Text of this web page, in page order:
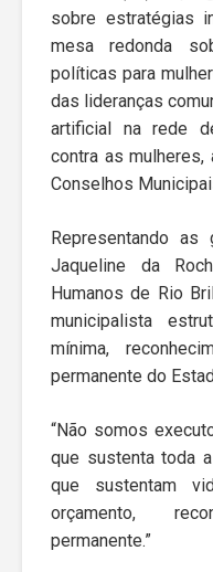
sobre estratégias
mesa redonda
políticas para
das lideranças
artificial na rede
contra as
Conselhos
Representando as
Jaqueline da
Humanos de Rio
municipalista
mínima,
permanente do
“Não somos
que sustenta toda
que sustentam
orçamento,
permanente.”